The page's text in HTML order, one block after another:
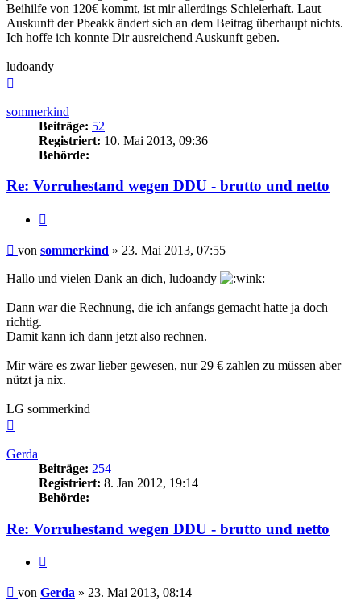
Beihilfe von 120€ kommt, ist mir allerdings Schleierhaft. Laut
Auskunft der Pbeakk ändert sich an dem Beitrag überhaupt nichts.
Ich hoffe ich konnte Dir ausreichend Auskunft geben.
ludoandy
sommerkind
Beiträge: 52
Registriert: 10. Mai 2013, 09:36
Behörde:
Re: Vorruhestand wegen DDU - brutto und netto
Beitrag
von sommerkind » 23. Mai 2013, 07:55
Hallo und vielen Dank an dich, ludoandy
Dann war die Rechnung, die ich anfangs gemacht hatte ja doch
richtig.
Damit kann ich dann jetzt also rechnen.
Mir wäre es zwar lieber gewesen, nur 29 € zahlen zu müssen aber
nützt ja nix.
LG sommerkind
Gerda
Beiträge: 254
Registriert: 8. Jan 2012, 19:14
Behörde:
Re: Vorruhestand wegen DDU - brutto und netto
Beitrag
von Gerda » 23. Mai 2013, 08:14